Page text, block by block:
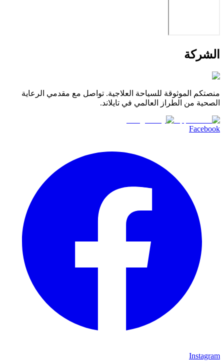
الشركة
منصتكم الموثوقة للسياحة العلاجية. تواصل مع مقدمي الرعاية
الصحية من الطراز العالمي في تايلاند.
Facebook
Instagram